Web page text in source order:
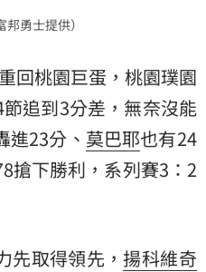
勇士提供）
回桃園巨蛋，桃園璞園
追到3分差，無奈沒能
進23分、 莫巴耶也有24
搶下勝利，系列賽3：2
先取得領先，揚科維奇